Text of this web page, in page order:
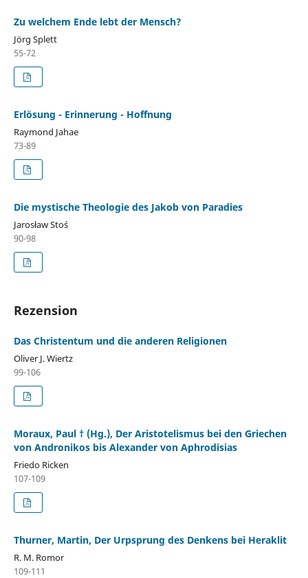
Zu welchem Ende lebt der Mensch?
Jörg Splett
55-72
Erlösung - Erinnerung - Hoffnung
Raymond Jahae
73-89
Die mystische Theologie des Jakob von Paradies
Jarosław Stoś
90-98
Rezension
Das Christentum und die anderen Religionen
Oliver J. Wiertz
99-106
Moraux, Paul † (Hg.), Der Aristotelismus bei den Griechen
von Andronikos bis Alexander von Aphrodisias
Friedo Ricken
107-109
Thurner, Martin, Der Urpsprung des Denkens bei Heraklit
R. M. Romor
109-111